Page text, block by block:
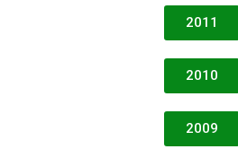
2011
2010
2009